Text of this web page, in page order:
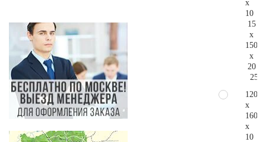
x
10
15
x
150
x
20
120
x
160
x
10